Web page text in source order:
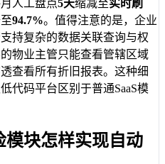
人工盘点5天缩减至实时刷
94.7%。值得注意的是，企业
持复杂的数据关联查询与权
物业主管只能查看管辖区域
查看所有折旧报表。这种细
代码平台区别于普通SaaS模
模块怎样实现自动